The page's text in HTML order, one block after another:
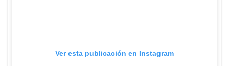
Ver esta publicación en Instagram